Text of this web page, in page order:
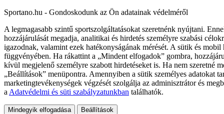
Sportano.hu - Gondoskodunk az Ön adatainak védelméről
A legmagasabb szintű sportszolgáltatásokat szeretnénk nyújtani.
hozzájárulását megadja, analitikai és hirdetés személyre szabási
igazodnak, valamint ezek hatékonyságának mérését. A sütik és
függvényében. Ha rákattint a „Mindent elfogadok” gombra,
kívül megjelenő személyre szabott hirdetéseket is. Ha nem szeretné
„Beállítások” menüpontra. Amennyiben a sütik személyes adatokat
marketingtevékenységek végzését szolgálja az adminisztrátor és
a Adatvédelmi és süti szabályzatunkban találhatók.
Mindegyik elfogadása Beállítások